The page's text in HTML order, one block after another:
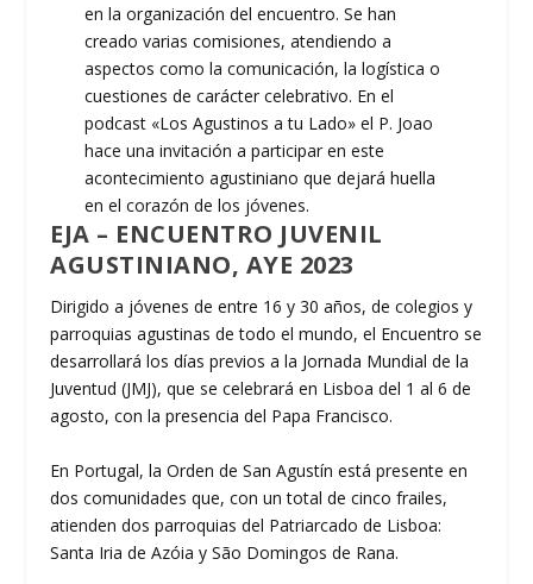
en la organización del encuentro. Se han
creado varias comisiones, atendiendo a
aspectos como la comunicación, la logística o
cuestiones de carácter celebrativo. En el
podcast «Los Agustinos a tu Lado» el P. Joao
hace una invitación a participar en este
acontecimiento agustiniano que dejará huella
en el corazón de los jóvenes.
EJA – ENCUENTRO JUVENIL
AGUSTINIANO, AYE 2023
Dirigido a jóvenes de entre 16 y 30 años, de colegios y
parroquias agustinas de todo el mundo, el Encuentro se
desarrollará los días previos a la Jornada Mundial de la
Juventud (JMJ), que se celebrará en Lisboa del 1 al 6 de
agosto, con la presencia del Papa Francisco.
En Portugal, la Orden de San Agustín está presente en
dos comunidades que, con un total de cinco frailes,
atienden dos parroquias del Patriarcado de Lisboa:
Santa Iria de Azóia y São Domingos de Rana.